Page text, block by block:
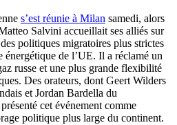
s’est réunie à Milan samedi, alors
Salvini accueillait ses alliés sur
politiques migratoires plus strictes
énergétique de l’UE. Il a réclamé un
russe et une plus grande flexibilité
Des orateurs, dont Geert Wilders
et Jordan Bardella du
cet événement comme
politique plus large du continent.